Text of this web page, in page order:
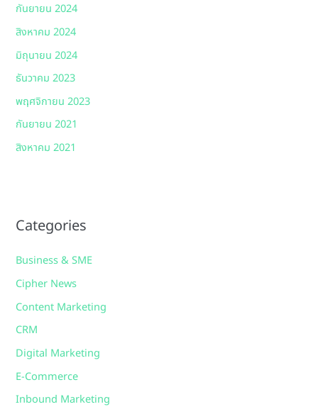
กันยายน 2024
สิงหาคม 2024
มิถุนายน 2024
ธันวาคม 2023
พฤศจิกายน 2023
กันยายน 2021
สิงหาคม 2021
Categories
Business & SME
Cipher News
Content Marketing
CRM
Digital Marketing
E-Commerce
Inbound Marketing